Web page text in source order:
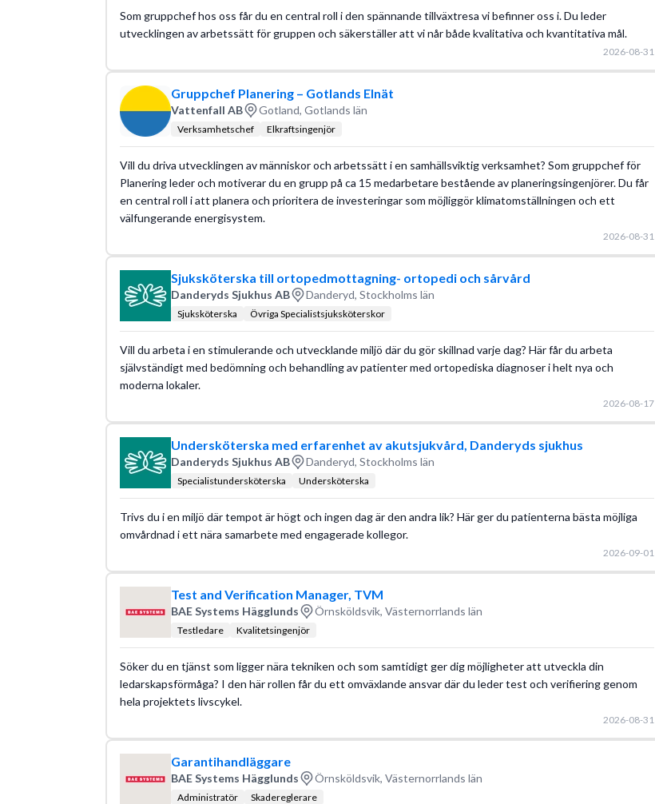
Som gruppchef hos oss får du en central roll i den spännande tillväxtresa vi befinner oss i. Du leder
utvecklingen av arbetssätt för gruppen och säkerställer att vi når både kvalitativa och kvantitativa mål.
2026-08-31
Gruppchef Planering – Gotlands Elnät
Vattenfall AB Gotland, Gotlands län
Verksamhetschef Elkraftsingenjör
Vill du driva utvecklingen av människor och arbetssätt i en samhällsviktig verksamhet? Som gruppchef för
Planering leder och motiverar du en grupp på ca 15 medarbetare bestående av planeringsingenjörer. Du får
en central roll i att planera och prioritera de investeringar som möjliggör klimatomställningen och ett
välfungerande energisystem.
2026-08-31
Sjuksköterska till ortopedmottagning- ortopedi och sårvård
Danderyds Sjukhus AB Danderyd, Stockholms län
Sjuksköterska Övriga Specialistsjuksköterskor
Vill du arbeta i en stimulerande och utvecklande miljö där du gör skillnad varje dag? Här får du arbeta
självständigt med bedömning och behandling av patienter med ortopediska diagnoser i helt nya och
moderna lokaler.
2026-08-17
Undersköterska med erfarenhet av akutsjukvård, Danderyds sjukhus
Danderyds Sjukhus AB Danderyd, Stockholms län
Specialistundersköterska Undersköterska
Trivs du i en miljö där tempot är högt och ingen dag är den andra lik? Här ger du patienterna bästa möjliga
omvårdnad i ett nära samarbete med engagerade kollegor.
2026-09-01
Test and Verification Manager, TVM
BAE Systems Hägglunds Örnsköldsvik, Västernorrlands län
Testledare Kvalitetsingenjör
Söker du en tjänst som ligger nära tekniken och som samtidigt ger dig möjligheter att utveckla din
ledarskapsförmåga? I den här rollen får du ett omväxlande ansvar där du leder test och verifiering genom
hela projektets livscykel.
2026-08-31
Garantihandläggare
BAE Systems Hägglunds Örnsköldsvik, Västernorrlands län
Administratör Skadereglerare